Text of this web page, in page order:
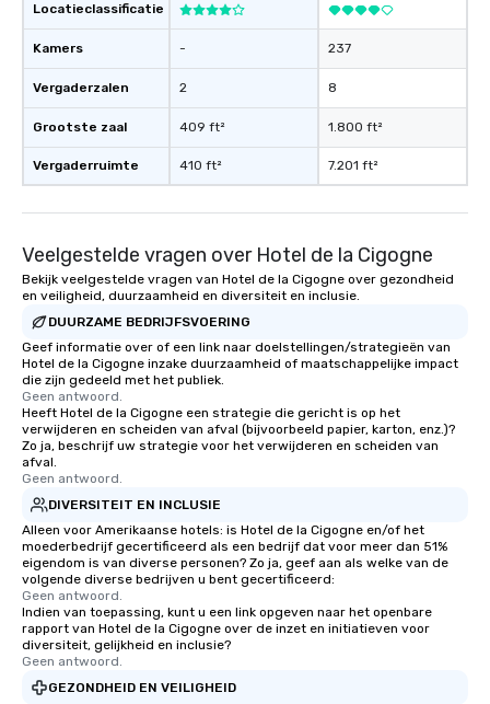
Locatieclassificatie
Kamers
Vergaderzalen
Grootste zaal
Vergaderruimte
-
2
409 ft²
410 ft²
237
8
1.800 ft²
7.201 ft²
Veelgestelde vragen over Hotel de la Cigogne
Bekijk veelgestelde vragen van Hotel de la Cigogne over gezondheid
en veiligheid, duurzaamheid en diversiteit en inclusie.
DUURZAME BEDRIJFSVOERING
Geef informatie over of een link naar doelstellingen/strategieën van
Hotel de la Cigogne inzake duurzaamheid of maatschappelijke impact
die zijn gedeeld met het publiek.
Geen antwoord.
Heeft Hotel de la Cigogne een strategie die gericht is op het
verwijderen en scheiden van afval (bijvoorbeeld papier, karton, enz.)?
Zo ja, beschrijf uw strategie voor het verwijderen en scheiden van
afval.
Geen antwoord.
DIVERSITEIT EN INCLUSIE
Alleen voor Amerikaanse hotels: is Hotel de la Cigogne en/of het
moederbedrijf gecertificeerd als een bedrijf dat voor meer dan 51%
eigendom is van diverse personen? Zo ja, geef aan als welke van de
volgende diverse bedrijven u bent gecertificeerd:
Geen antwoord.
Indien van toepassing, kunt u een link opgeven naar het openbare
rapport van Hotel de la Cigogne over de inzet en initiatieven voor
diversiteit, gelijkheid en inclusie?
Geen antwoord.
GEZONDHEID EN VEILIGHEID